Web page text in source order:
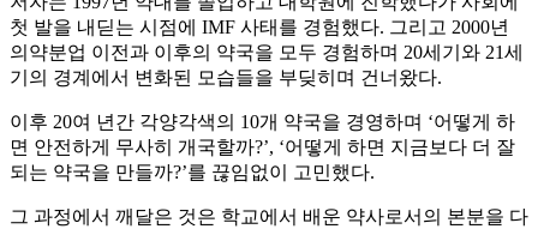
첫 발을 내딛는 시점에 IMF 사태를 경험했다. 그리고 2000년
의약분업 이전과 이후의 약국을 모두 경험하며 20세기와 21세
기의 경계에서 변화된 모습들을 부딪히며 건너왔다.
이후 20여 년간 각양각색의 10개 약국을 경영하며 ‘어떻게 하
면 안전하게 무사히 개국할까?’, ‘어떻게 하면 지금보다 더 잘
되는 약국을 만들까?’를 끊임없이 고민했다.
그 과정에서 깨달은 것은 학교에서 배운 약사로서의 본분을 다